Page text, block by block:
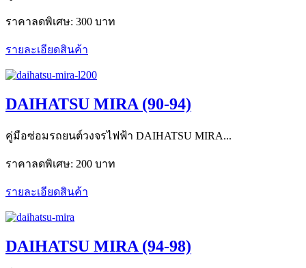
ราคาลดพิเศษ: 300 บาท
รายละเอียดสินค้า
DAIHATSU MIRA (90-94)
คู่มือซ่อมรถยนต์วงจรไฟฟ้า DAIHATSU MIRA...
ราคาลดพิเศษ: 200 บาท
รายละเอียดสินค้า
DAIHATSU MIRA (94-98)